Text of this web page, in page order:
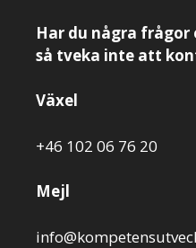
Har du några
så tveka inte att
Växel
+46 102 06 76 20
Mejl